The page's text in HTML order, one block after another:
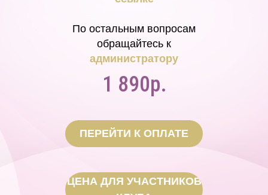
1 890р.
По остальным вопросам
обращайтесь к
администратору
ПЕРЕЙТИ К ОПЛАТЕ
ЦЕНА ДЛЯ УЧАСТНИКОВ